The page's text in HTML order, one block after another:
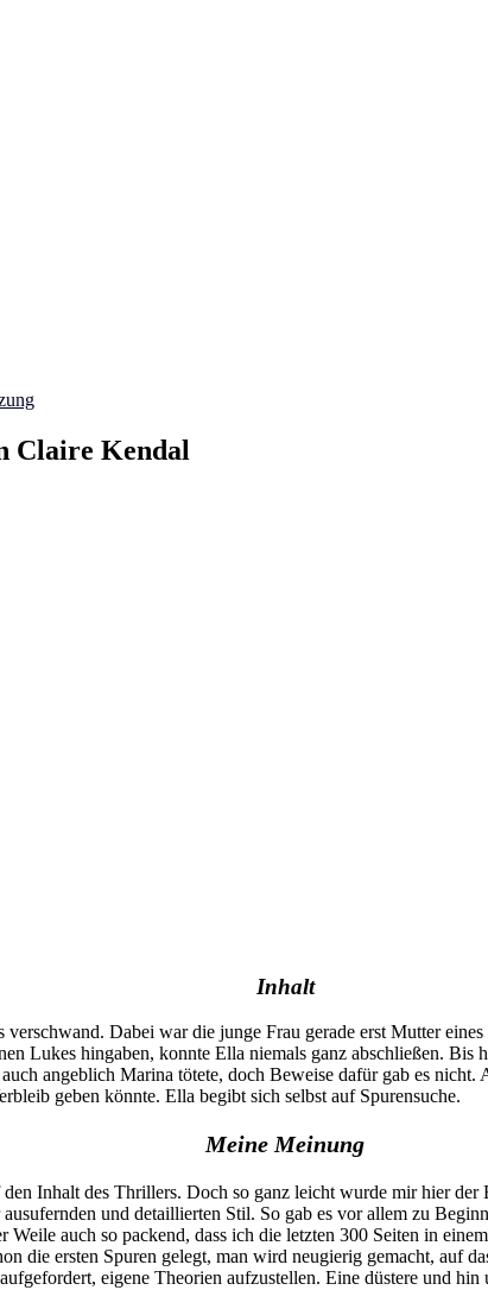
Claire Kendal
Inhalt
Dabei war die junge Frau gerade erst Mutter
Lukes hingaben, konnte Ella niemals ganz abschließen.
angeblich Marina tötete, doch Beweise dafür gab es
geben könnte. Ella begibt sich selbst auf Spurensuche.
Meine Meinung
Inhalt des Thrillers. Doch so ganz leicht wurde mir hier
und detaillierten Stil. So gab es vor allem zu
auch so packend, dass ich die letzten 300 Seiten in
die ersten Spuren gelegt, man wird neugierig gemacht, auf
eigene Theorien aufzustellen. Eine düstere und